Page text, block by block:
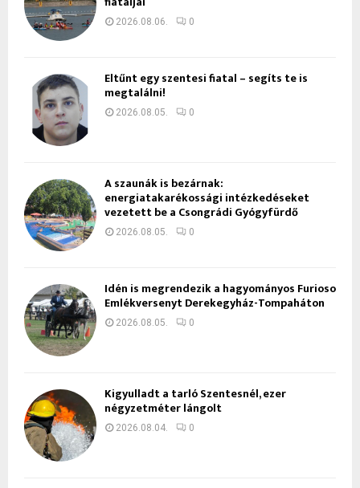
2026.08.06. 0
Eltűnt egy szentesi fiatal – segíts te is
megtalálni!
2026.08.05. 0
A szaunák is bezárnak:
energiatakarékossági intézkedéseket
vezetett be a Csongrádi Gyógyfürdő
2026.08.05. 0
Idén is megrendezik a hagyományos Furioso
Emlékversenyt Derekegyház-Tompaháton
2026.08.05. 0
Kigyulladt a tarló Szentesnél, ezer
négyzetméter lángolt
2026.08.04. 0